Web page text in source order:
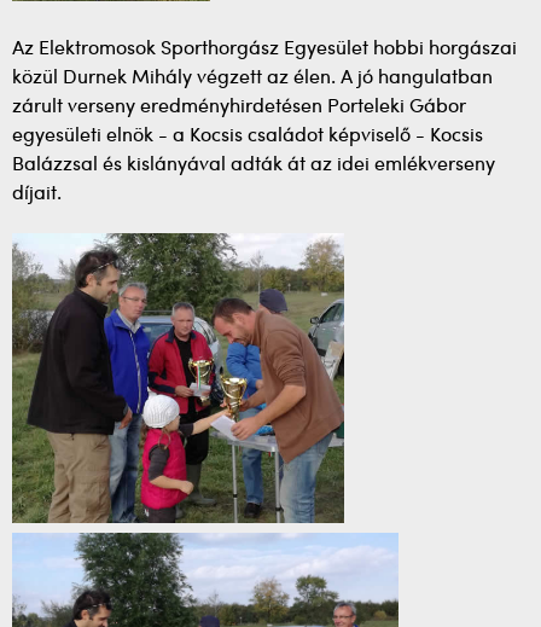
Az Elektromosok Sporthorgász Egyesület hobbi horgászai
közül Durnek Mihály végzett az élen. A jó hangulatban
zárult verseny eredményhirdetésen Porteleki Gábor
egyesületi elnök - a Kocsis családot képviselő - Kocsis
Balázzsal és kislányával adták át az idei emlékverseny
díjait.